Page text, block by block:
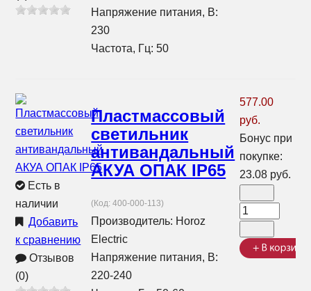
Напряжение питания, В:
230
Частота, Гц: 50
Есть в
наличии
Добавить
к сравнению
Отзывов
(0)
Пластмассовый
светильник
антивандальный
АКУА ОПАК IP65
(Код:400-000-113)
Производитель: Horoz
Electric
Напряжение питания, В:
220-240
577.00
руб.
Бонус при
покупке:
23.08 руб.